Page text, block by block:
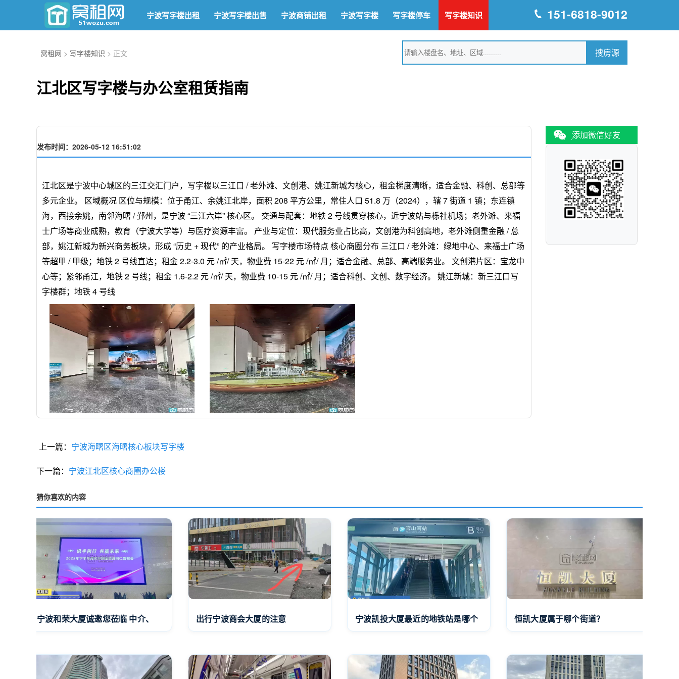
宁波写字楼出租 宁波写字楼出售 宁波商铺出租 宁波写字楼 写字楼停车 写字楼知识 151-6818-9012
窝租网 > 写字楼知识 > 正文
江北区写字楼与办公室租赁指南
发布时间：2026-05-12 16:51:02
江北区是宁波中心城区的三江交汇门户，写字楼以三江口 / 老外滩、文创港、姚江新城为核心，租金梯度清晰，适合金融、科创、总部等
多元企业。 区域概况 区位与规模：位于甬江、余姚江北岸，面积 208 平方公里，常住人口 51.8 万（2024），辖 7 街道 1 镇；东连镇
海，西接余姚，南邻海曙 / 鄞州，是宁波 “三江六岸” 核心区。 交通与配套：地铁 2 号线贯穿核心，近宁波站与栎社机场；老外滩、来福
士广场等商业成熟，教育（宁波大学等）与医疗资源丰富。 产业与定位：现代服务业占比高，文创港为科创高地，老外滩侧重金融 / 总
部，姚江新城为新兴商务板块，形成 “历史 + 现代” 的产业格局。 写字楼市场特点 核心商圈分布 三江口 / 老外滩：绿地中心、来福士广场
等超甲 / 甲级；地铁 2 号线直达；租金 2.2-3.0 元 /㎡/ 天，物业费 15-22 元 /㎡/ 月；适合金融、总部、高端服务业。 文创港片区：宝龙中
心等；紧邻甬江，地铁 2 号线；租金 1.6-2.2 元 /㎡/ 天，物业费 10-15 元 /㎡/ 月；适合科创、文创、数字经济。 姚江新城：新三江口写
字楼群；地铁 4 号线
上一篇： 宁波海曙区​海曙核心板块写字楼
下一篇： 宁波江北区核心商圈办公楼
猜你喜欢的内容
宁波和荣大厦诚邀您莅临 中介、 出行宁波商会大厦的注意 宁波凯投大厦最近的地铁站是哪个 恒凯大厦属于哪个街道？
添加微信好友